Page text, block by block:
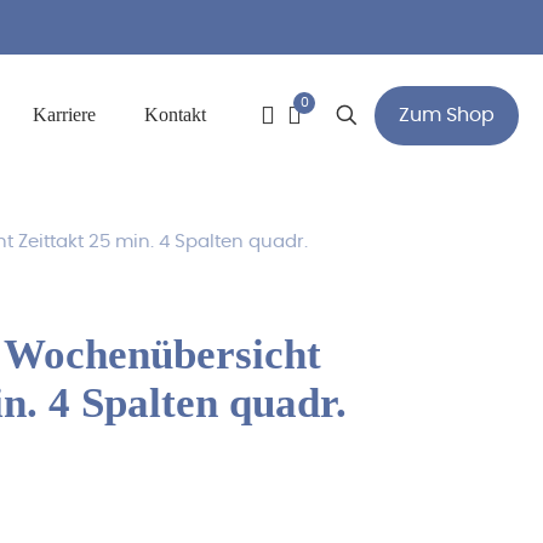
Karriere Kontakt
0
Zum Shop
Zeittakt 25 min. 4 Spalten quadr.
4 Spalten quadr.